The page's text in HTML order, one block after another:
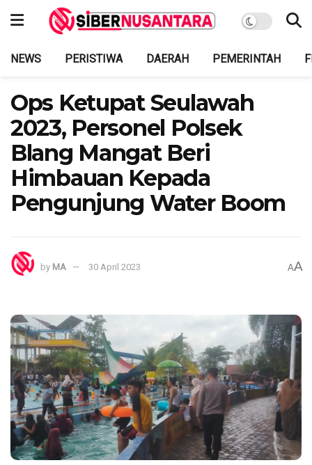
NEWS PERISTIWA DAERAH PEMERINTAH
Ops Ketupat Seulawah
2023, Personel Polsek
Blang Mangat Beri
Himbauan Kepada
Pengunjung Water Boom
by MA 30 April 2023 AA